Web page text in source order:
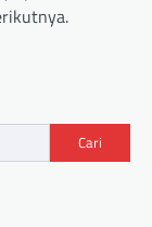
Cari